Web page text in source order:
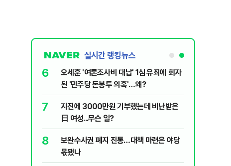
실시간 랭킹뉴스
, 中창신
6
오세훈 '여론조사비 대납' 1심 유죄에 회자
된 '민주당 돈봉투 의혹'…왜?
7
지진에 3000만원 기부했는데 비난받은
日 여성...무슨 일?
8
보완수사권 폐지 진통…대책 마련은 야당
몫됐나